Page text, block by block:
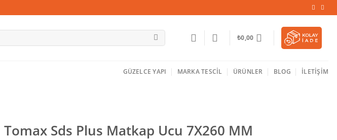
₺0,00
GÜZELCE YAPI MARKA TESCIL ÜRÜNLER BLOG İLETIŞIM
Tomax Sds Plus Matkap Ucu 7X260 MM